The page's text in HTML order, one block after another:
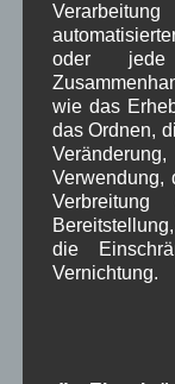
November 2022(8)
Oktober 2022(8)
September 2022(2)
August 2022(6)
Juli 2022
(5)
Juni 2022(4)
Mai 2022(5)
April 2022(8)
März 2022(6)
Februar 2022(4)
Januar 2022(3)
oder jede
wie das
das Ordnen,
Verwendung,
die
Vernichtung.